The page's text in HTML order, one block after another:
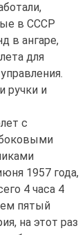
в СССР
в ангаре,
для
ручки и
с
1957 года,
4 часа 4
пятый
на этот раз